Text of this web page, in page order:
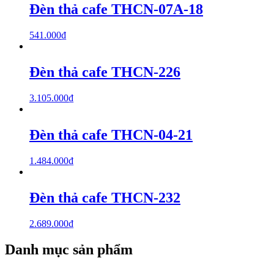
Đèn thả cafe THCN-07A-18
541.000₫
Đèn thả cafe THCN-226
3.105.000₫
Đèn thả cafe THCN-04-21
1.484.000₫
Đèn thả cafe THCN-232
2.689.000₫
Danh mục sản phẩm